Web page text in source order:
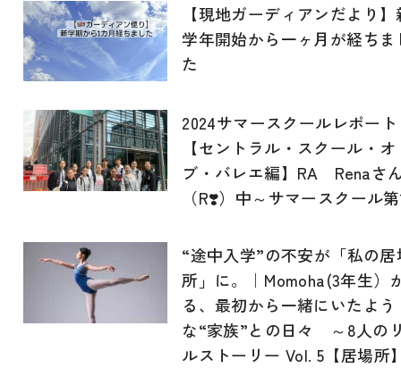
【現地ガーディアンだより】
学年開始から一ヶ月が経ちま
た
2024サマースクールレポート
【セントラル・スクール・オ
ブ・バレエ編】RA Renaさ
（R❣️）中～サマースクール
“途中入学”の不安が「私の居
所」に。｜Momoha(3年生）
る、最初から一緒にいたよう
な“家族”との日々 ～8人の
ルストーリー Vol. 5【居場所